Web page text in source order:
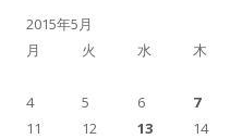
2015年5月
月
火 水 木
4
5 6 7
11
12 13 14